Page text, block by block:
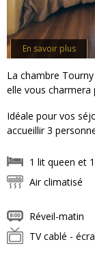
En savoir plus
La chambre
elle vous charmera
Idéale pour vos
accueillir 3
1 lit queen et
Air climatisé
Réveil-matin
TV cablé -